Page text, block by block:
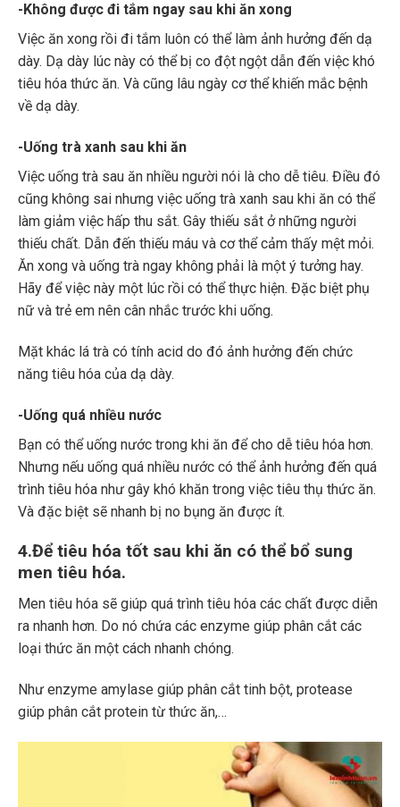
-Không được đi tắm ngay sau khi ăn xong
Việc ăn xong rồi đi tắm luôn có thể làm ảnh hưởng đến dạ
dày. Dạ dày lúc này có thể bị co đột ngột dẫn đến việc khó
tiêu hóa thức ăn. Và cũng lâu ngày cơ thể khiến mắc bệnh
về dạ dày.
-Uống trà xanh sau khi ăn
Việc uống trà sau ăn nhiều người nói là cho dễ tiêu. Điều đó
cũng không sai nhưng việc uống trà xanh sau khi ăn có thể
làm giảm việc hấp thu sắt. Gây thiếu sắt ở những người
thiếu chất. Dẫn đến thiếu máu và cơ thể cảm thấy mệt mỏi.
Ăn xong và uống trà ngay không phải là một ý tưởng hay.
Hãy để việc này một lúc rồi có thể thực hiện. Đặc biệt phụ
nữ và trẻ em nên cân nhắc trước khi uống.
Mặt khác lá trà có tính acid do đó ảnh hưởng đến chức
năng tiêu hóa của dạ dày.
-Uống quá nhiều nước
Bạn có thể uống nước trong khi ăn để cho dễ tiêu hóa hơn.
Nhưng nếu uống quá nhiều nước có thể ảnh hưởng đến quá
trình tiêu hóa như gây khó khăn trong việc tiêu thụ thức ăn.
Và đặc biệt sẽ nhanh bị no bụng ăn được ít.
4.Để tiêu hóa tốt sau khi ăn có thể bổ sung
men tiêu hóa.
Men tiêu hóa sẽ giúp quá trình tiêu hóa các chất được diễn
ra nhanh hơn. Do nó chứa các enzyme giúp phân cắt các
loại thức ăn một cách nhanh chóng.
Như enzyme amylase giúp phân cắt tinh bột, protease
giúp phân cắt protein từ thức ăn,…